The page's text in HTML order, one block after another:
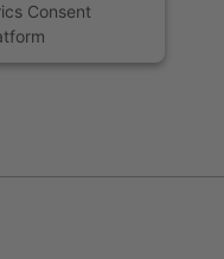
Consent